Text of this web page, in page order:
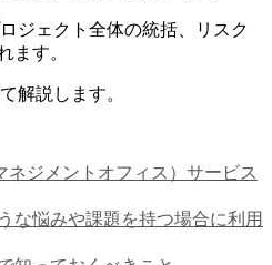
ジェクト全体の統括、リスク
ます。
解説します。
ネジメントオフィス）サービス
な悩みや課題を持つ場合に利用